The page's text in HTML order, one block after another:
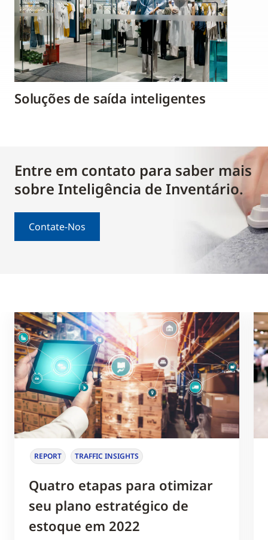
Soluções de saída inteligentes
Entre em contato para saber mais
sobre Inteligência de Inventário.
Contate-Nos
REPORT TRAFFIC INSIGHTS
Quatro etapas para otimizar
seu plano estratégico de
estoque em 2022